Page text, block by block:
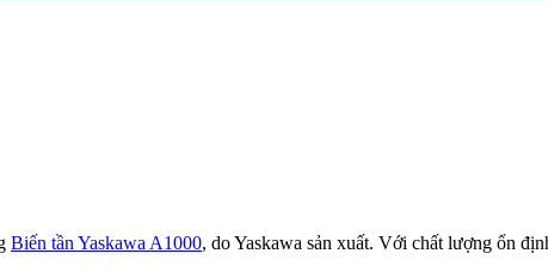
Biến tần Yaskawa A1000, do Yaskawa sản xuất. Với chất lượng ổn